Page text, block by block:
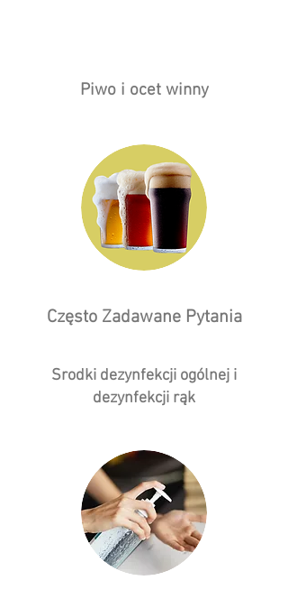
Piwo i ocet winny
Często Zadawane Pytania
Srodki dezynfekcji ogólnej i
dezynfekcji rąk